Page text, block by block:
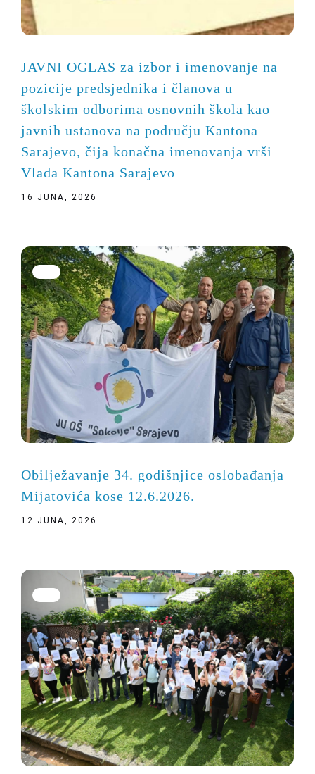
JAVNI OGLAS za izbor i imenovanje na
pozicije predsjednika i članova u
školskim odborima osnovnih škola kao
javnih ustanova na području Kantona
Sarajevo, čija konačna imenovanja vrši
Vlada Kantona Sarajevo
16 JUNA, 2026
Obilježavanje 34. godišnjice oslobađanja
Mijatovića kose 12.6.2026.
12 JUNA, 2026